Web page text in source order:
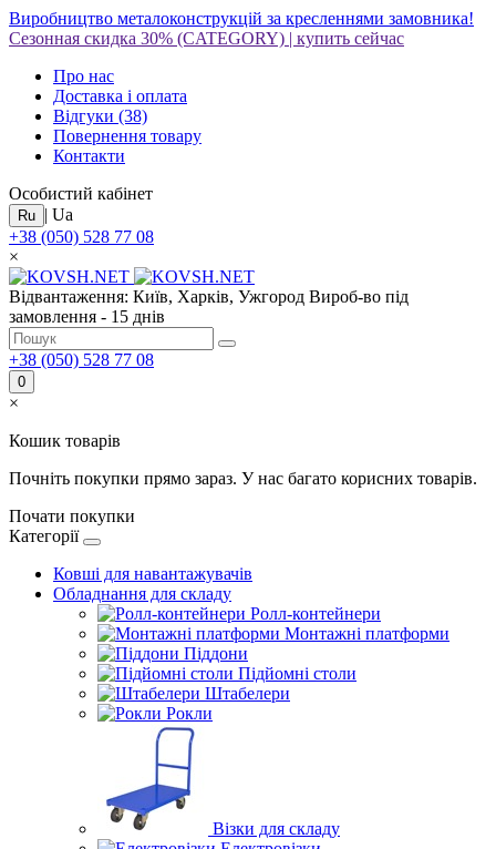
Виробництво металоконструкцій за кресленнями замовника!
Сезонная скидка 30% (CATEGORY) | купить сейчас
Про нас
Доставка і оплата
Відгуки (38)
Повернення товару
Контакти
Особистий кабінет
Ru | Ua
+38 (050) 528 77 08
×
Відвантаження: Київ, Харків, Ужгород Вироб-во під
замовлення - 15 днів
+38 (050) 528 77 08
0
×
Кошик товарів
Почніть покупки прямо зараз. У нас багато корисних товарів.
Почати покупки
Категорії
Ковші для навантажувачів
Обладнання для складу
Ролл-контейнери
Монтажні платформи
Піддони
Підйомні столи
Штабелери
Рокли
Візки для складу